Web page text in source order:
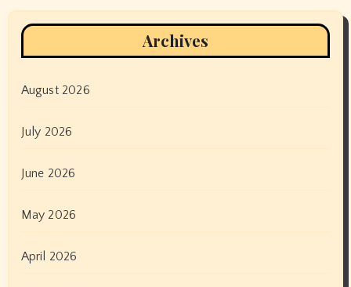
Archives
August 2026
July 2026
June 2026
May 2026
April 2026